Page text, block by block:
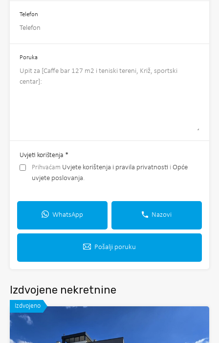
Telefon
Poruka
Uvjeti korištenja *
Prihvaćam Uvjete korištenja i pravila privatnosti i Opće
uvjete poslovanja.
WhatsApp Nazovi
Pošalji poruku
Izdvojene nekretnine
Izdvojeno